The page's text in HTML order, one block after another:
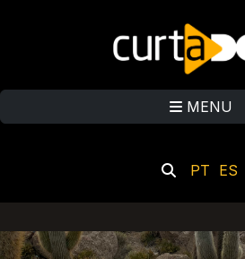
MENU
PT ES